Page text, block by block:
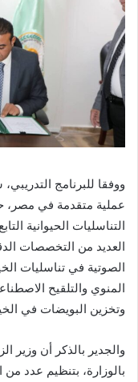
ووفقا للبرنامج
عملية متقدمة في مصر،
التناسليات الحيوانية
العديد من التخصصات
الصوتية في تناسليات
المنوي والتلقيح
وتخزين البويضات في
والجدير بالذكر أن وزير
بالوزارة، بتنظيم عدد من